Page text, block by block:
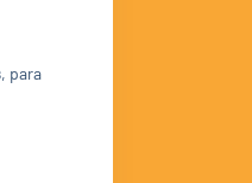
, para